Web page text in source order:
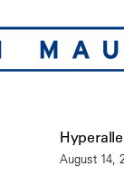
August 14,